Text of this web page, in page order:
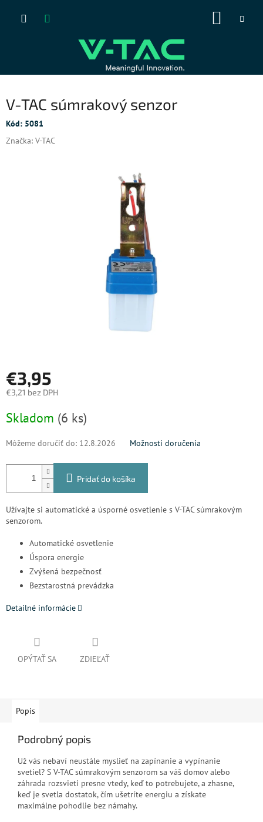
V-TAC súmrakový senzor
Kód: 5081
Značka: V-TAC
€3,95
€3,21 bez DPH
cena:
Skladom (6 ks)
Môžeme doručiť do: 12.8.2026 Možnosti doručenia
Pridať do košíka
Užívajte si automatické a úsporné osvetlenie s V-TAC súmrakovým
senzorom.
Automatické osvetlenie
Úspora energie
Zvýšená bezpečnosť
Bezstarostná prevádzka
Detailné informácie
OPÝTAŤ SA ZDIEĽAŤ
Popis
Podrobný popis
Už vás nebaví neustále myslieť na zapínanie a vypínanie
svetiel? S V-TAC súmrakovým senzorom sa váš domov alebo
záhrada rozsvieti presne vtedy, keď to potrebujete, a zhasne,
keď je svetla dostatok, čím ušetríte energiu a získate
maximálne pohodlie bez námahy.